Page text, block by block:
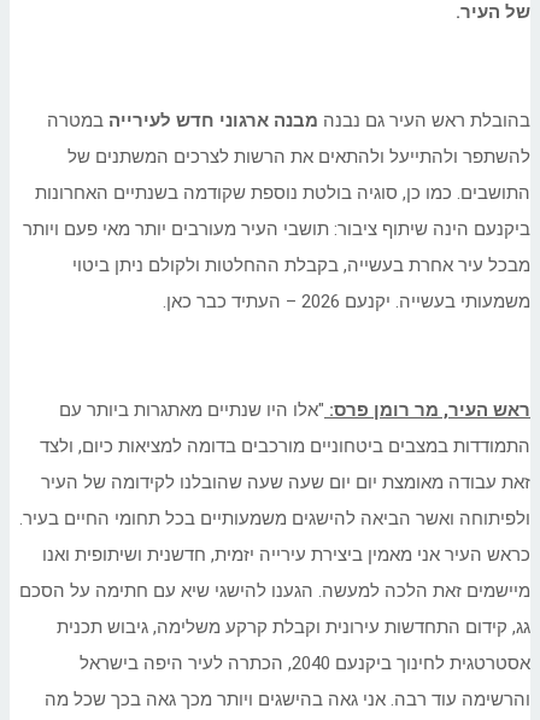
של העיר.
בהובלת ראש העיר גם נבנה מבנה ארגוני חדש לעירייה במטרה
להשתפר ולהתייעל ולהתאים את הרשות לצרכים המשתנים של
התושבים. כמו כן, סוגיה בולטת נוספת שקודמה בשנתיים האחרונות
ביקנעם הינה שיתוף ציבור: תושבי העיר מעורבים יותר מאי פעם ויותר
מבכל עיר אחרת בעשייה, בקבלת ההחלטות ולקולם ניתן ביטוי
משמעותי בעשייה. יקנעם 2026 – העתיד כבר כאן.
ראש העיר, מר רומן פרס: "אלו היו שנתיים מאתגרות ביותר עם
התמודדות במצבים ביטחוניים מורכבים בדומה למציאות כיום, ולצד
זאת עבודה מאומצת יום יום שעה שעה שהובלנו לקידומה של העיר
ולפיתוחה ואשר הביאה להישגים משמעותיים בכל תחומי החיים בעיר.
כראש העיר אני מאמין ביצירת עירייה יזמית, חדשנית ושיתופית ואנו
מיישמים זאת הלכה למעשה. הגענו להישגי שיא עם חתימה על הסכם
גג, קידום התחדשות עירונית וקבלת קרקע משלימה, גיבוש תכנית
אסטרטגית לחינוך ביקנעם 2040, הכתרה לעיר היפה בישראל
והרשימה עוד רבה. אני גאה בהישגים ויותר מכך גאה בכך שכל מה